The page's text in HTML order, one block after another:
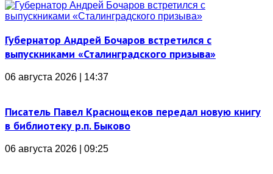
Губернатор Андрей Бочаров встретился с
выпускниками «Сталинградского призыва»
06 августа 2026 | 14:37
Писатель Павел Краснощеков передал новую книгу
в библиотеку р.п. Быково
06 августа 2026 | 09:25